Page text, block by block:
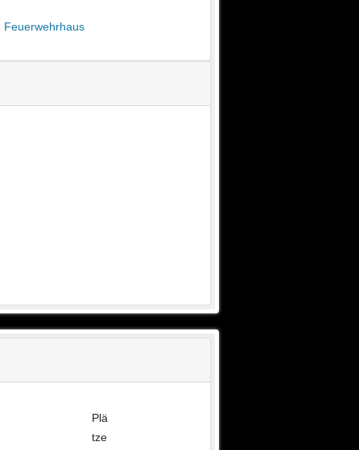
Feuerwehrhaus
Plä
tze